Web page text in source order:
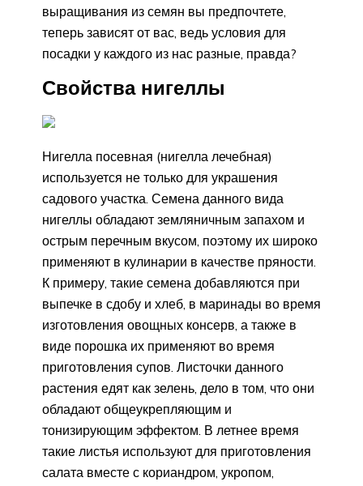
выращивания из семян вы предпочтете,
теперь зависят от вас, ведь условия для
посадки у каждого из нас разные, правда?
Свойства нигеллы
Нигелла посевная (нигелла лечебная)
используется не только для украшения
садового участка. Семена данного вида
нигеллы обладают земляничным запахом и
острым перечным вкусом, поэтому их широко
применяют в кулинарии в качестве пряности.
К примеру, такие семена добавляются при
выпечке в сдобу и хлеб, в маринады во время
изготовления овощных консерв, а также в
виде порошка их применяют во время
приготовления супов. Листочки данного
растения едят как зелень, дело в том, что они
обладают общеукрепляющим и
тонизирующим эффектом. В летнее время
такие листья используют для приготовления
салата вместе с кориандром, укропом,